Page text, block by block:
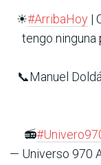
☀#ArribaHoy|
tengo ninguna
📞Manuel
📻
— Universo 970